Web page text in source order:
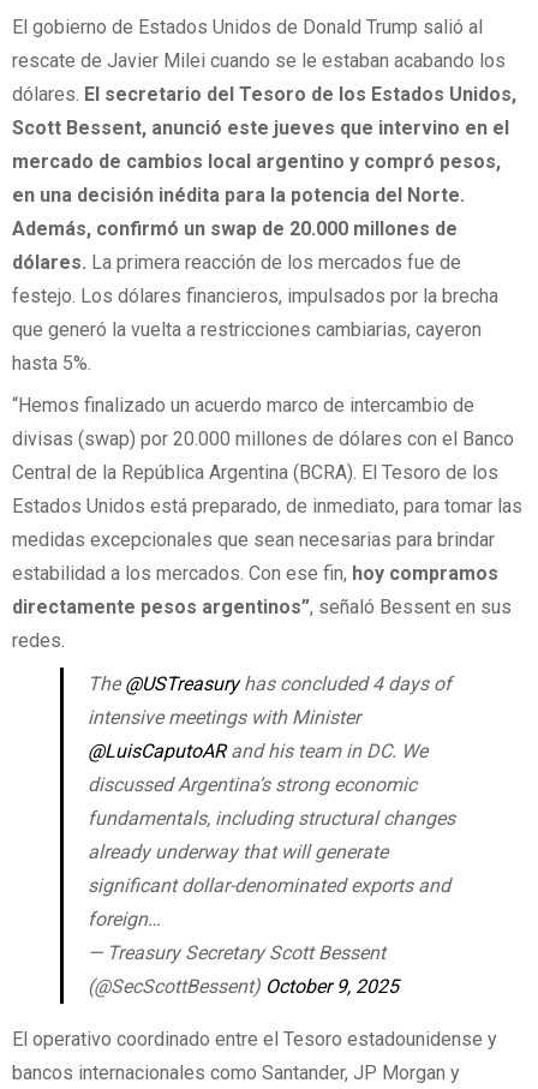
El gobierno de Estados Unidos de Donald Trump salió al
rescate de Javier Milei cuando se le estaban acabando los
dólares. El secretario del Tesoro de los Estados Unidos,
Scott Bessent, anunció este jueves que intervino en el
mercado de cambios local argentino y compró pesos,
en una decisión inédita para la potencia del Norte.
Además, confirmó un swap de 20.000 millones de
dólares. La primera reacción de los mercados fue de
festejo. Los dólares financieros, impulsados por la brecha
que generó la vuelta a restricciones cambiarias, cayeron
hasta 5%.
“Hemos finalizado un acuerdo marco de intercambio de
divisas (swap) por 20.000 millones de dólares con el Banco
Central de la República Argentina (BCRA). El Tesoro de los
Estados Unidos está preparado, de inmediato, para tomar las
medidas excepcionales que sean necesarias para brindar
estabilidad a los mercados. Con ese fin, hoy compramos
directamente pesos argentinos”, señaló Bessent en sus
redes.
The@USTreasuryhas concluded 4 days of
intensive meetings with Minister
@LuisCaputoARand his team in DC. We
discussed Argentina’s strong economic
fundamentals, including structural changes
already underway that will generate
significant dollar-denominated exports and
foreign…
— Treasury Secretary Scott Bessent
(@SecScottBessent) October 9, 2025
El operativo coordinado entre el Tesoro estadounidense y
bancos internacionales como Santander, JP Morgan y